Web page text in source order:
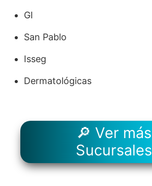
GI
San Pablo
Isseg
Dermatológicas
🔎 Ver más
Sucursales